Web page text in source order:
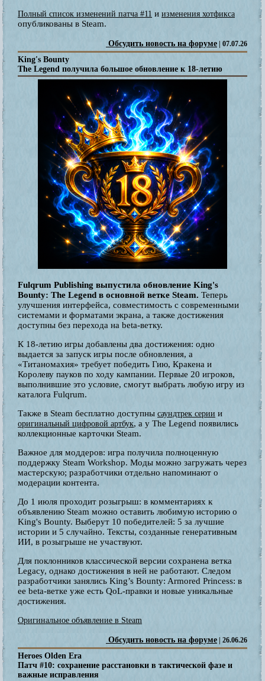
Полный список изменений патча #11 и изменения хотфикса
опубликованы в Steam.
Обсудить новость на форуме | 07.07.26
King's Bounty
The Legend получила большое обновление к 18-летию
Fulqrum Publishing выпустила обновление King's
Bounty: The Legend в основной ветке Steam. Теперь
улучшения интерфейса, совместимость с современными
системами и форматами экрана, а также достижения
доступны без перехода на beta-ветку.
К 18-летию игры добавлены два достижения: одно
выдается за запуск игры после обновления, а
«Титаномахия» требует победить Гию, Кракена и
Королеву пауков по ходу кампании. Первые 20 игроков,
выполнившие это условие, смогут выбрать любую игру из
каталога Fulqrum.
Также в Steam бесплатно доступны саундтрек серии и
оригинальный цифровой артбук, а у The Legend появились
коллекционные карточки Steam.
Важное для моддеров: игра получила полноценную
поддержку Steam Workshop. Моды можно загружать через
мастерскую; разработчики отдельно напоминают о
модерации контента.
До 1 июля проходит розыгрыш: в комментариях к
объявлению Steam можно оставить любимую историю о
King's Bounty. Выберут 10 победителей: 5 за лучшие
истории и 5 случайно. Тексты, созданные генеративным
ИИ, в розыгрыше не участвуют.
Для поклонников классической версии сохранена ветка
Legacy, однако достижения в ней не работают. Следом
разработчики занялись King’s Bounty: Armored Princess: в
ее beta-ветке уже есть QoL-правки и новые уникальные
достижения.
Оригинальное объявление в Steam
Обсудить новость на форуме | 26.06.26
Heroes Olden Era
Патч #10: сохранение расстановки в тактической фазе и
важные исправления